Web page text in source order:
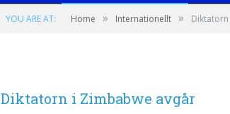
YOU ARE AT: Home » Internationellt »
Diktatorn i Zimbabwe avgår